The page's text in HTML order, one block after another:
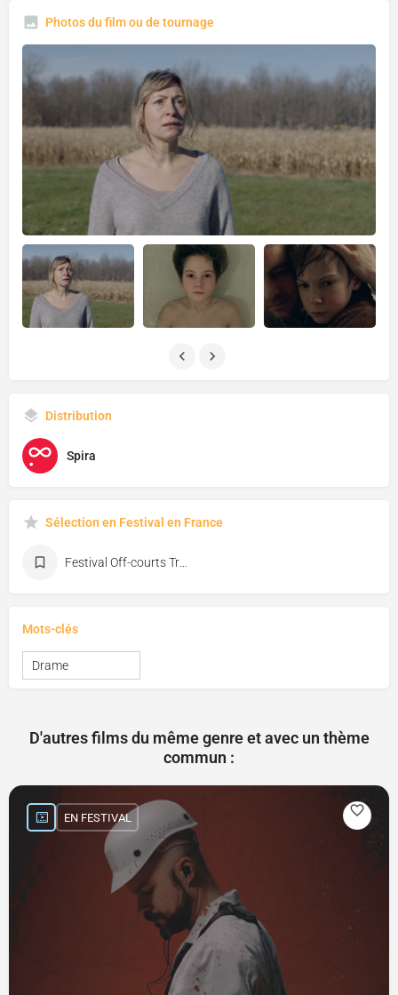
Photos du film ou de tournage
Distribution
Spira
Sélection en Festival en France
Mots-clés
Drame
D'autres films du même genre et avec un thème
commun :
EN FESTIVAL